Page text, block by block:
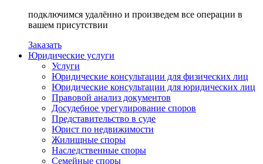
подключимся удалённо и произведем все операции в
вашем присутствии
Заказать
Юридические услуги
Услуги
Юридические консультации для физических лиц
Юридические консультации для юридических лиц
Правовой анализ документов
Досудебное урегулирование споров
Представительство в суде
Юрист по недвижимости
Жилищные споры
Наследственные споры
Семейные споры